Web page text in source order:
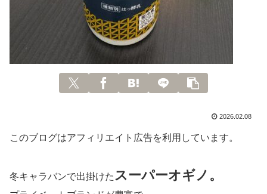
2026.02.08
このブログはアフィリエイト広告を利用しています。
冬キャラバンで出掛けた スーパーオギノ。